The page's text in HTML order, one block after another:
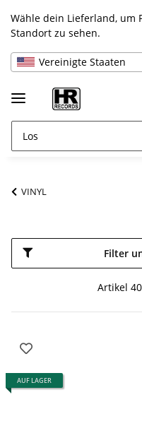
Wähle dein Lieferland, um
Standort zu sehen.
Vereinigte Staaten
VINYL
Filter
Artikel
AUF LAGER